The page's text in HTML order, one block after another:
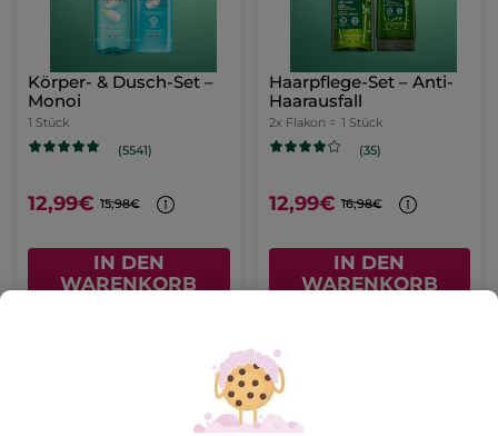
Körper- & Dusch-Set –
Monoi
1 Stück
(5541)
12,99€ 15,98€
IN DEN
WARENKORB
Haarpflege-Set – Anti-
Haarausfall
2x Flakon = 1 Stück
(35)
12,99€ 16,98€
IN DEN
WARENKORB